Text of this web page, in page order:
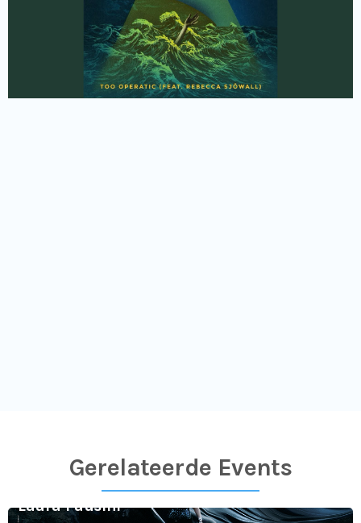
Gerelateerde Events
Laura Pausini